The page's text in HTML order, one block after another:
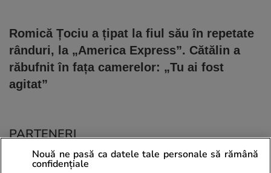
Romică Țociu a țipat la fiul său în repetate
rânduri, la „America Express”. Cătălin a
răbufnit în fața camerelor: „Tu ai fost
agitat”
PARTENERI
Nouă ne pasă ca datele tale personale să rămână
confidențiale